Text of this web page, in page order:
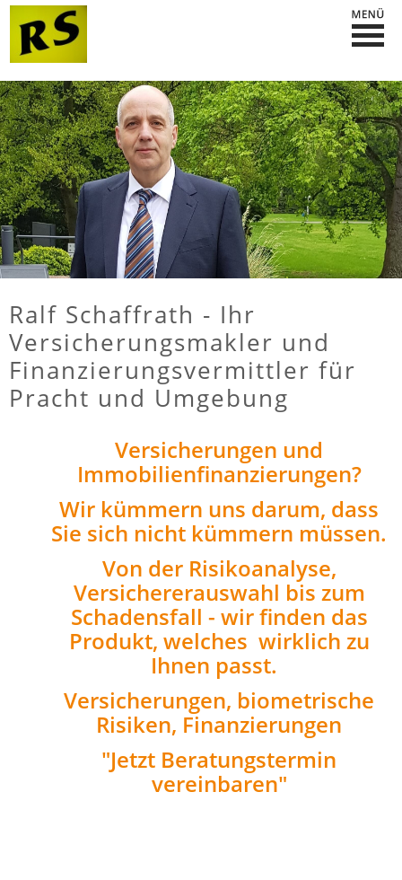
Ralf Schaffrath - Ihr
Versicherungsmakler und
Finanzierungsvermittler für
Pracht und Umgebung
Versicherungen und
Immobilienfinanzierungen?
Wir kümmern uns darum, dass
Sie sich nicht kümmern müssen.
Von der Risikoanalyse,
Versichererauswahl bis zum
Schadensfall - wir finden das
Produkt, welches wirklich zu
Ihnen passt.
Versicherungen, biometrische
Risiken, Finanzierungen
"Jetzt Beratungstermin
vereinbaren"